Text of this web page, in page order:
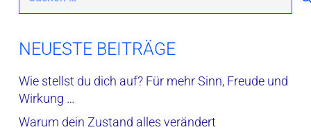
NEUESTE BEITRÄGE
Wie stellst du dich auf? Für mehr Sinn, Freude und
Wirkung …
Warum dein Zustand alles verändert